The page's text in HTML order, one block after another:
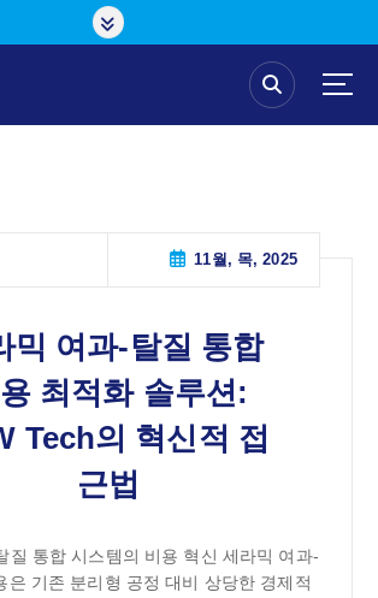
11월, 목, 2025
믹 여과-탈질 통합
최적화 솔루션:
Tech의 혁신적 접
근법
질 통합 시스템의 비용 혁신 세라믹 여과-
은 기존 분리형 공정 대비 상당한 경제적